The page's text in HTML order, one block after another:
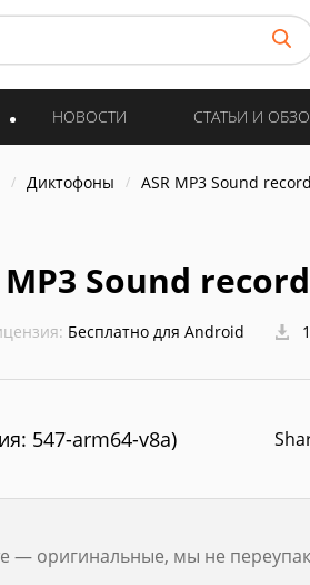
НОВОСТИ СТАТЬИ И
Диктофоны ASR MP3 Sound
MP3 Sound
Бесплатно для Android
547-arm64-v8a)
— оригинальные, мы не